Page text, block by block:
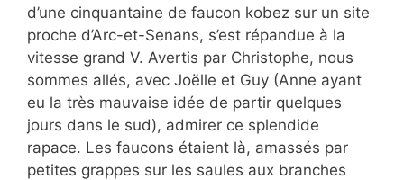
d’une cinquantaine de faucon kobez sur un site
proche d’Arc-et-Senans, s’est répandue à la
vitesse grand V. Avertis par Christophe, nous
sommes allés, avec Joëlle et Guy (Anne ayant
eu la très mauvaise idée de partir quelques
jours dans le sud), admirer ce splendide
rapace. Les faucons étaient là, amassés par
petites grappes sur les saules aux branches